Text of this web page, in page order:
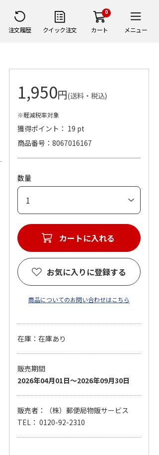
注文履歴 クイック注文
0
カート メニュー
1,950円(送料・税込)
※軽減税率対象
獲得ポイント： 19 pt
商品番号
8067016167
数量
カートに入れる
お気に入りに登録する
商品についてのお問い合わせはこちら
在庫：在庫あり
販売期間
2026年04月01日～2026年09月30日
販売者：（株）郵便局物販サービス
TEL： 0120-92-2310